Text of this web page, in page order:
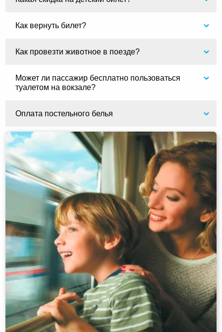
Как вернуть билет?
Как провезти животное в поезде?
Может ли пассажир бесплатно пользоваться
туалетом на вокзале?
Оплата постельного белья